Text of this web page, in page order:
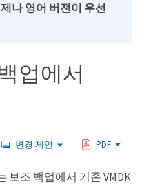
나 영어 버전이 우선
업에서
변경 제안 PDF
보조 백업에서 기존 VMDK